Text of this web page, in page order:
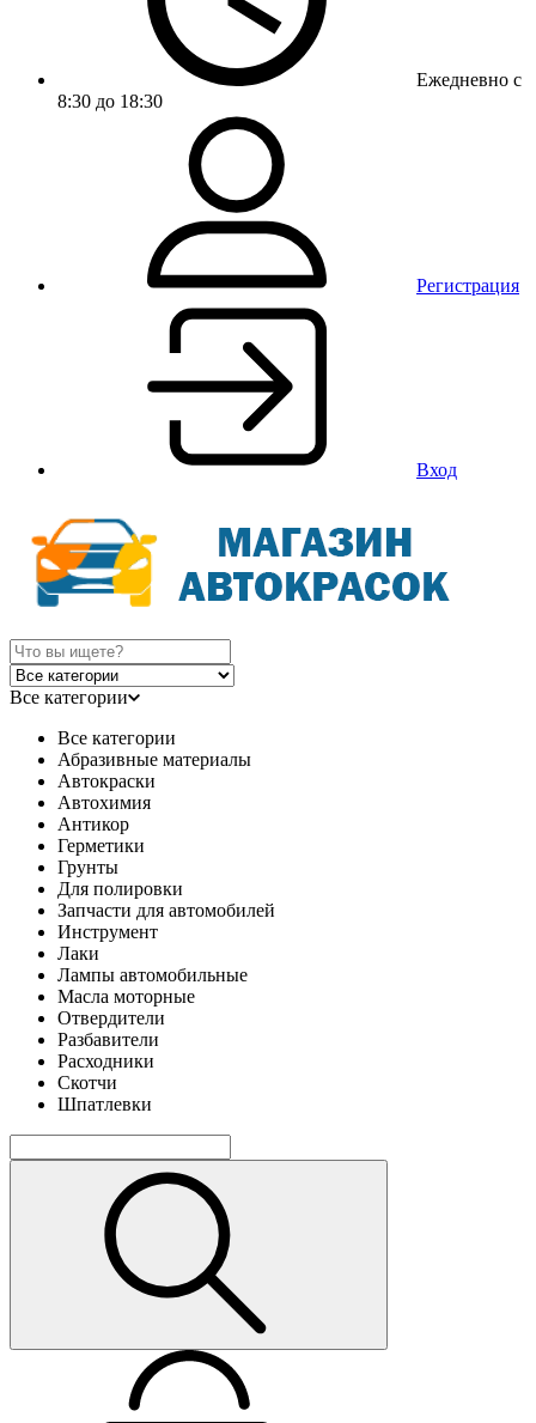
Ежедневно с
8:30 до 18:30
Регистрация
Вход
Все категории
Все категории
Абразивные материалы
Автокраски
Автохимия
Антикор
Герметики
Грунты
Для полировки
Запчасти для автомобилей
Инструмент
Лаки
Лампы автомобильные
Масла моторные
Отвердители
Разбавители
Расходники
Скотчи
Шпатлевки